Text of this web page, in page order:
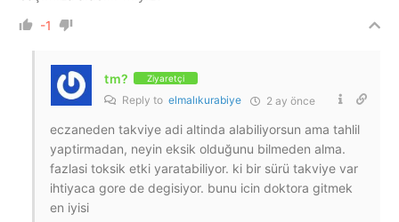
-1
tm? Ziyaretçi
Reply to elmalıkurabiye 2 ay önce
eczaneden takviye adi altinda alabiliyorsun ama tahlil
yaptirmadan, neyin eksik olduğunu bilmeden alma.
fazlasi toksik etki yaratabiliyor. ki bir sürü takviye var
ihtiyaca gore de degisiyor. bunu icin doktora gitmek
en iyisi